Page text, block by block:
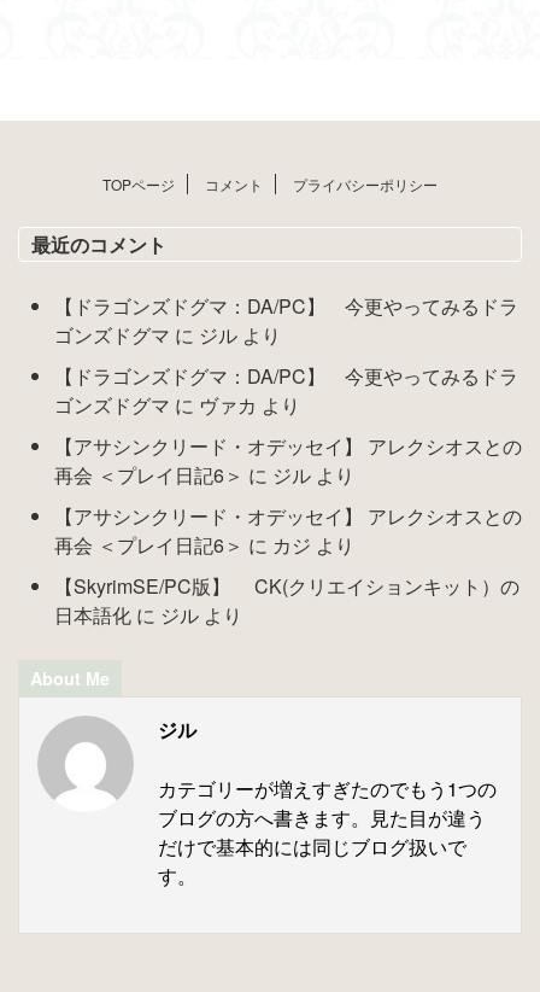
TOPページ コメント プライバシーポリシー
最近のコメント
【ドラゴンズドグマ：DA/PC】 今更やってみるドラ
ゴンズドグマ に ジル より
【ドラゴンズドグマ：DA/PC】 今更やってみるドラ
ゴンズドグマ に ヴァカ より
【アサシンクリード・オデッセイ】 アレクシオスとの
再会 ＜プレイ日記6＞ に ジル より
【アサシンクリード・オデッセイ】 アレクシオスとの
再会 ＜プレイ日記6＞ に カジ より
【SkyrimSE/PC版】 CK(クリエイションキット）の
日本語化 に ジル より
About Me
ジル
カテゴリーが増えすぎたのでもう1つの
ブログの方へ書きます。見た目が違う
だけで基本的には同じブログ扱いで
す。